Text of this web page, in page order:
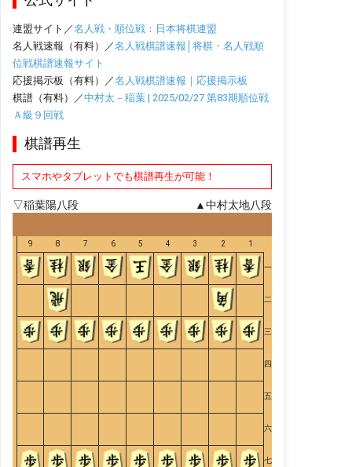
連盟サイト／名人戦・順位戦：日本将棋連盟
名人戦速報（有料）／名人戦棋譜速報│将棋・名人戦順
位戦棋譜速報サイト
応援掲示板（有料）／名人戦棋譜速報｜応援掲示板
棋譜（有料）／中村太－稲葉 | 2025/02/27 第83期順位戦
Ａ級９回戦
棋譜再生
スマホやタブレットでも棋譜再生が可能！
▽稲葉陽八段 ▲中村太地八段
9 8 7 6 5 4 3 2 1
一
二
三
四
五
六
七